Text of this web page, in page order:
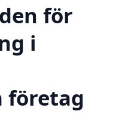
för
i
företag